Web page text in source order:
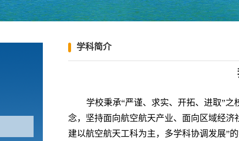
学科简介
学校秉承“严谨、求实、开拓、进取”
念，坚持面向航空航天产业、面向区域经
建以航空航天工科为主，多学科协调发展”